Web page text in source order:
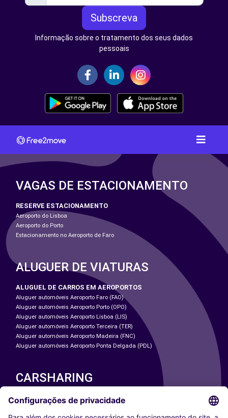
Subscreva
Informação sobre o tratamento dos seus dados
pessoais
VAGAS DE ESTACIONAMENTO
RESERVE ESTACIONAMENTO
Aeroporto do Lisboa
Aeroporto do Porto
Estacionamento no Aeroporto de Faro
ALUGUER DE VIATURAS
ALUGUEL DE CARROS EM AEROPORTOS
Aluguer automóveis Aeroporto Faro (FAO)
Aluguer automóveis Aeroporto Porto (OPO)
Aluguer automóveis Aeroporto Lisboa (LIS)
Aluguer automóveis Aeroporto Terceira (TER)
Aluguer automóveis Aeroporto Madeira (FNC)
Aluguer automóveis Aeroporto Ponta Delgada (PDL)
CARSHARING
NOSSAS CIDADES